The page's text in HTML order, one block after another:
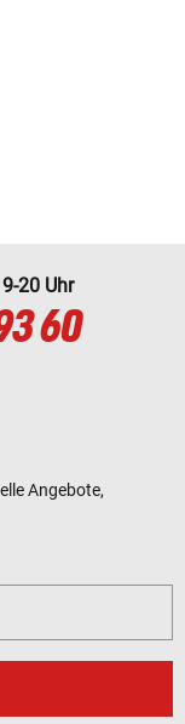
20 Uhr
60
Angebote,